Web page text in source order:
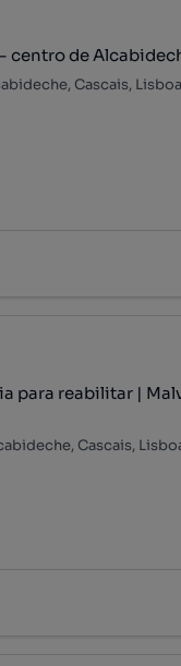
centro de
Cascais, Lisboa
para reabilitar |
Cascais,